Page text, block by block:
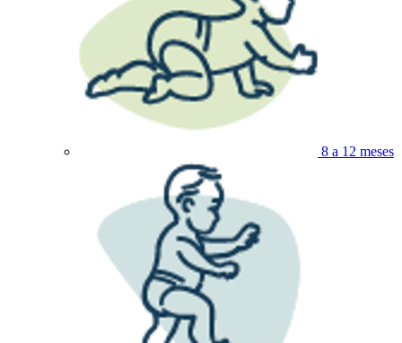
8 a 12 meses